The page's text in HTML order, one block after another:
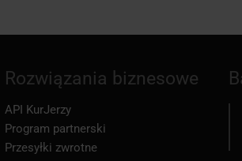
Rozwiązania biznesowe
API KurJerzy
Program partnerski
Przesyłki zwrotne